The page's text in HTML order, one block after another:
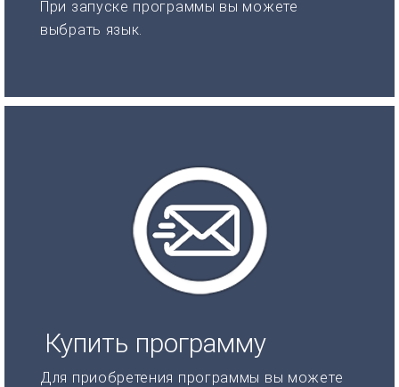
При запуске программы вы можете
выбрать язык.
Купить программу
Для приобретения программы вы можете